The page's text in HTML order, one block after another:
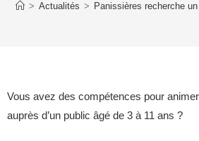
> Actualités > Panissières recherche
Vous avez des compétences pour
auprès d’un public âgé de 3 à 11 ans ?